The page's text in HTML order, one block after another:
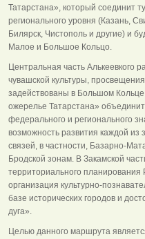
Татарстана», который соединит
регионального уровня (Казань,
Билярск, Чистополь и другие) и
Малое и Большое Кольцо.
Центральная часть Алькеевкого
чувашской культуры,
задействованы в Большом
ожерелье Татарстана»
федерального и регионального
возможность развития каждой из
связей, в частности, Базарно-
Бродской зонам. В Закамской
территориального планирования
организация культурно-
базе исторических городов и
дуга».
Целью данного маршрута